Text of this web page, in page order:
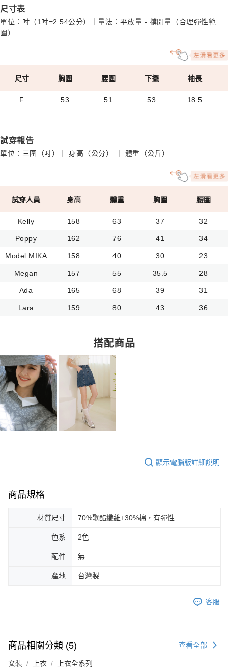
尺寸表
單位：吋（1吋=2.54公分）｜量法：平放量 - 撐開量（合理彈性範
圍）
尺寸 胸圍 腰圍 下擺 袖長
F 53 51 53 18.5
試穿報告
單位：三圍（吋）｜ 身高（公分） ｜ 體重（公斤）
試穿人員 身高 體重 胸圍 腰圍
Kelly 158 63 37 32
Poppy 162 76 41 34
Model MIKA 158 40 30 23
Megan 157 55 35.5 28
Ada 165 68 39 31
Lara 159 80 43 36
搭配商品
顯示電腦版詳細說明
商品規格
材質尺寸 70%聚酯纖維+30%棉，有彈性
色系 2色
配件 無
產地 台灣製
客服
商品相關分類 (5) 查看全部
女裝 上衣 上衣全系列